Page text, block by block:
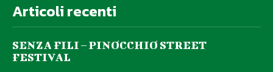
Articoli recenti
SENZA FILI – PINOCCHIO STREET
FESTIVAL